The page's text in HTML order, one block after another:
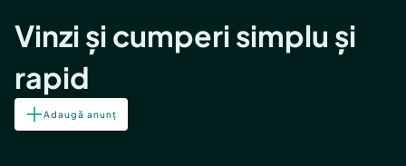
Vinzi și cumperi simplu și
rapid
Adaugă anunț